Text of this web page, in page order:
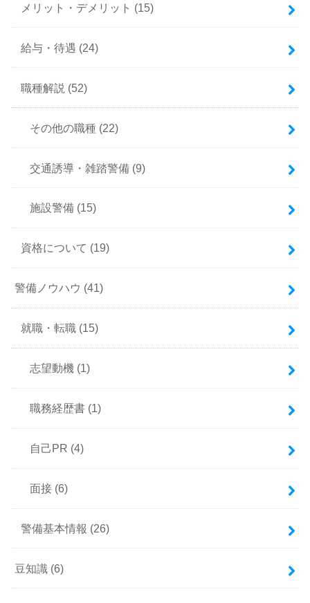
メリット・デメリット (15)
給与・待遇 (24)
職種解説 (52)
その他の職種 (22)
交通誘導・雑踏警備 (9)
施設警備 (15)
資格について (19)
警備ノウハウ (41)
就職・転職 (15)
志望動機 (1)
職務経歴書 (1)
自己PR (4)
面接 (6)
警備基本情報 (26)
豆知識 (6)